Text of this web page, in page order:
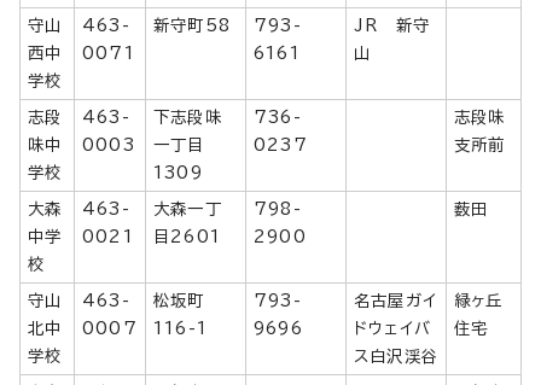
守山
西中
学校
463-
0071
新守町58
793-
6161
JR 新守
山
志段
味中
学校
463-
0003
下志段味
一丁目
1309
736-
0237
志段味
支所前
大森
中学
校
463-
0021
大森一丁
目2601
798-
2900
薮田
守山
北中
学校
463-
0007
松坂町
116-1
793-
9696
名古屋ガイ
ドウェイバ
ス白沢渓谷
緑ヶ丘
住宅